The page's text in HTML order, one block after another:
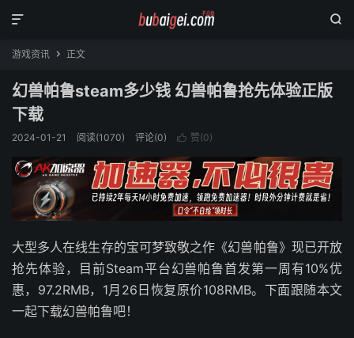


游戏资讯  正文
幻兽帕鲁steam多少钱 幻兽帕鲁抢先体验正版
下载
2024-01-21 阅读(1070) 评论(0)  赞(0)
大型多人在线生存的宝可梦致敬之作《幻兽帕鲁》现已开放
抢先体验，目前Steam平台幻兽帕鲁首发第一周有10%优
惠，97.2RMB，1月26日恢复原价108RMB。下面跟随本文
一起下载幻兽帕鲁吧！